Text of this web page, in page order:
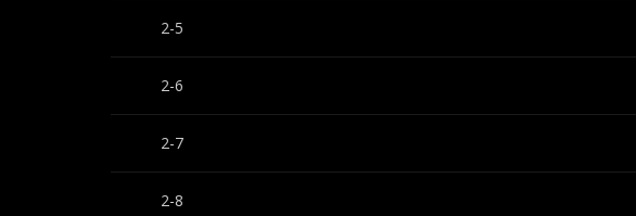
2-5
2-6
2-7
2-8